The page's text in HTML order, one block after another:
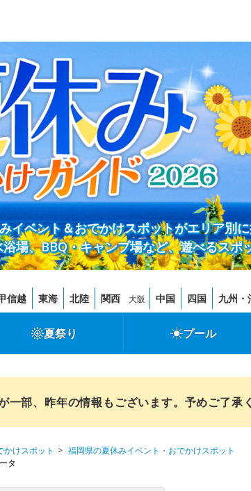
イベント＆おでかけスポットがエリア別
場、BBQ・キャンプ場など、遊べるスポ
信越 東海 北陸 関西 大阪 中国 四国 九州・
夏祭り プール
部、昨年の情報もございます。予めご了承
けスポット
福岡県の夏休みイベント・おでかけスポット
タ